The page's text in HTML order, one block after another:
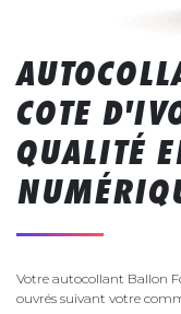
COTE
QUALITÉ
Votre autocollant Ballon
ouvrés suivant votre